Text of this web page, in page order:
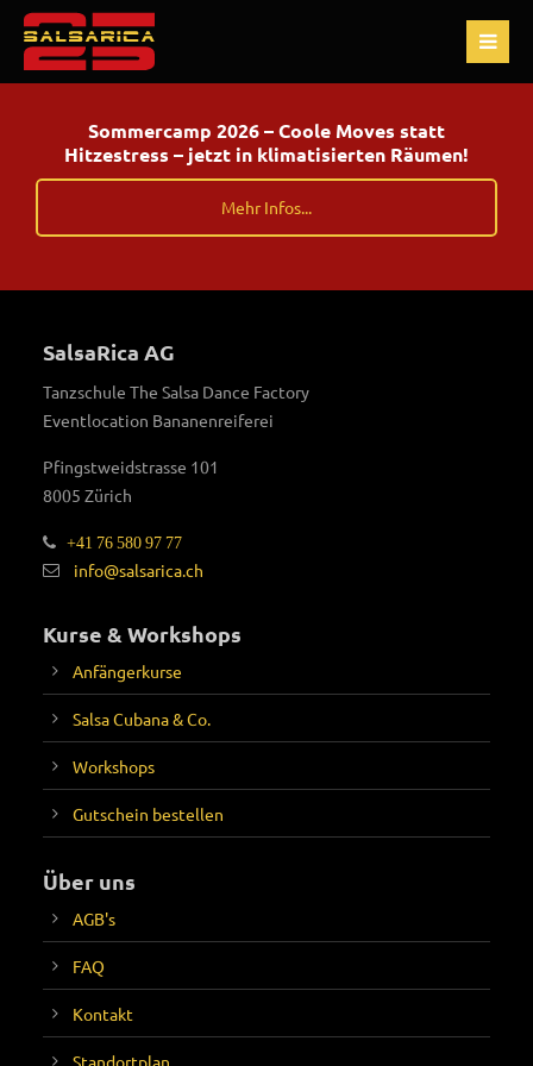
Sommercamp 2026 – Coole Moves statt
Hitzestress – jetzt in klimatisierten Räumen!
Mehr Infos...
SalsaRica AG
Tanzschule The Salsa Dance Factory
Eventlocation Bananenreiferei
Pfingstweidstrasse 101
8005 Zürich
+41 76 580 97 77
info@salsarica.ch
Kurse & Workshops
Anfängerkurse
Salsa Cubana & Co.
Workshops
Gutschein bestellen
Über uns
AGB's
FAQ
Kontakt
Standortplan